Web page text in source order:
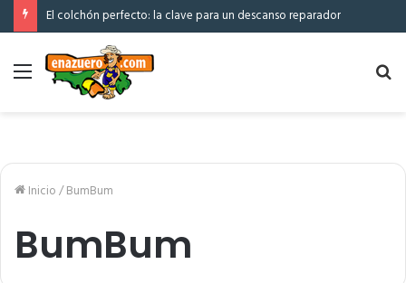
El colchón perfecto: la clave para un descanso reparador
Menú
Inicio/BumBum
BumBum